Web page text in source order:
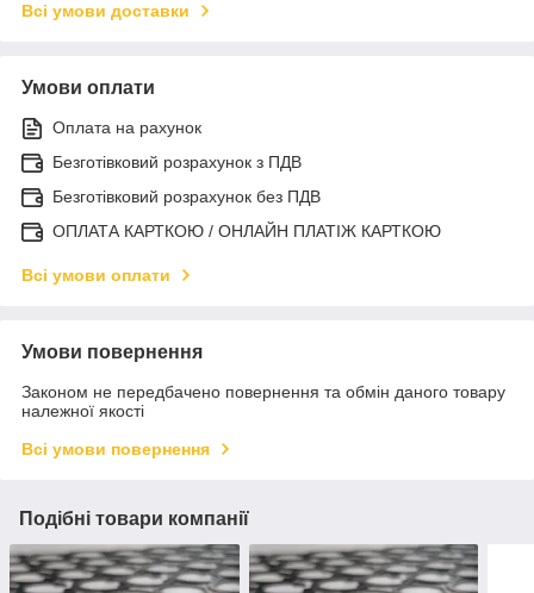
Всі умови доставки
Умови оплати
Оплата на рахунок
Безготівковий розрахунок з ПДВ
Безготівковий розрахунок без ПДВ
ОПЛАТА КАРТКОЮ / ОНЛАЙН ПЛАТІЖ КАРТКОЮ
Всі умови оплати
Умови повернення
Законом не передбачено повернення та обмін даного товару
належної якості
Всі умови повернення
Подібні товари компанії